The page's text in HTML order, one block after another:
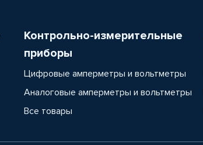
Контрольно-измерительные
приборы
Цифровые амперметры и вольтметры
Аналоговые амперметры и вольтметры
Все товары